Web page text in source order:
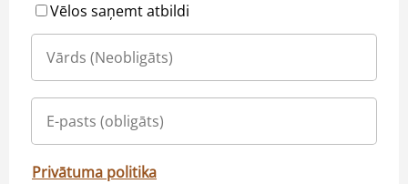
Vēlos saņemt atbildi
Privātuma politika